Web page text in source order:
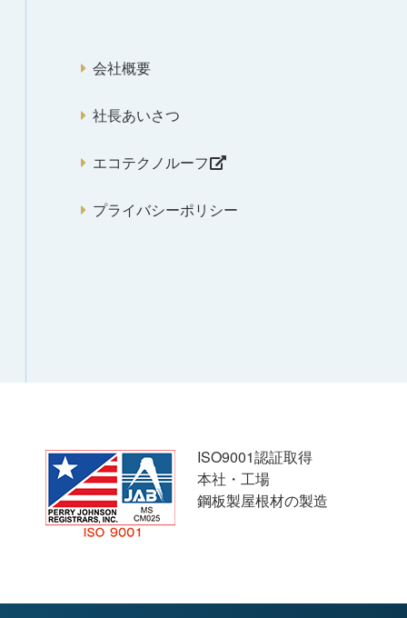
会社概要
社長あいさつ
エコテクノルーフ
プライバシーポリシー
ISO9001認証取得
本社・工場
鋼板製屋根材の製造